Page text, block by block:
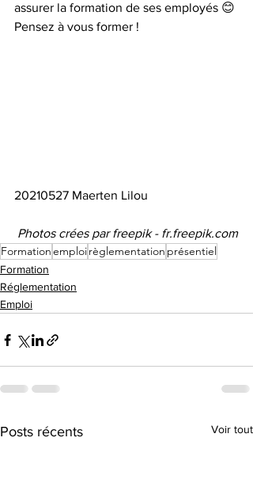
assurer la formation de ses employés 😊
Pensez à vous former !
20210527 Maerten Lilou
Photos crées par freepik - fr.freepik.com
Formationemploirèglementation présentiel
Formation
Réglementation
Emploi
Posts récents Voir tout